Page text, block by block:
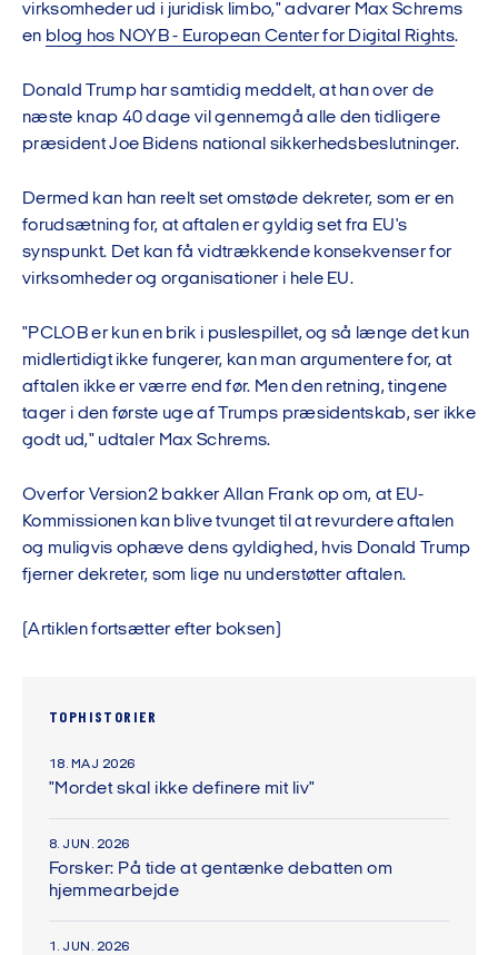
virksomheder ud i juridisk limbo," advarer Max Schrems
en blog hos NOYB - European Center for Digital Rights.
Donald Trump har samtidig meddelt, at han over de
næste knap 40 dage vil gennemgå alle den tidligere
præsident Joe Bidens national sikkerhedsbeslutninger.
Dermed kan han reelt set omstøde dekreter, som er en
forudsætning for, at aftalen er gyldig set fra EU's
synspunkt. Det kan få vidtrækkende konsekvenser for
virksomheder og organisationer i hele EU.
"PCLOB er kun en brik i puslespillet, og så længe det kun
midlertidigt ikke fungerer, kan man argumentere for, at
aftalen ikke er værre end før. Men den retning, tingene
tager i den første uge af Trumps præsidentskab, ser ikke
godt ud," udtaler Max Schrems.
Overfor Version2 bakker Allan Frank op om, at EU-
Kommissionen kan blive tvunget til at revurdere aftalen
og muligvis ophæve dens gyldighed, hvis Donald Trump
fjerner dekreter, som lige nu understøtter aftalen.
(Artiklen fortsætter efter boksen)
TOPHISTORIER
18. MAJ 2026
"Mordet skal ikke definere mit liv"
8. JUN. 2026
Forsker: På tide at gentænke debatten om
hjemmearbejde
1. JUN. 2026